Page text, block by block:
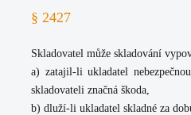
§ 2427
Skladovatel může skladování
a) zatajil-li ukladatel
skladovateli značná škoda,
b) dluží-li ukladatel skladné za